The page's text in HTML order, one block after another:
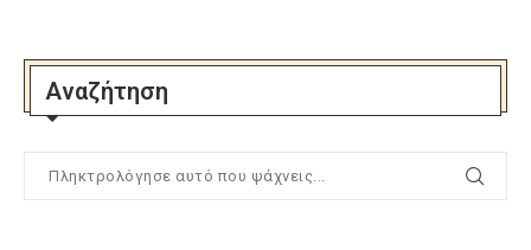
Αναζήτηση